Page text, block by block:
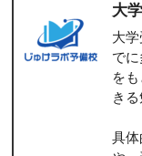
大
大
で
を
き
具